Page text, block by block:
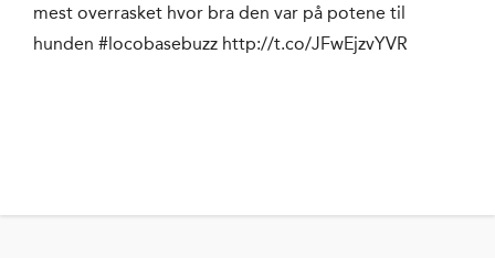
mest overrasket hvor bra den var på potene til
hunden #locobasebuzz http://t.co/JFwEjzvYVR